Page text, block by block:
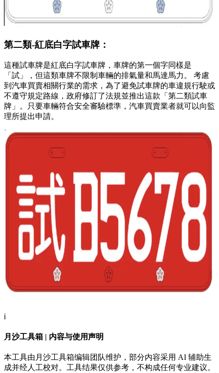
第二類-紅底白字試車牌：
這種試車牌是紅底白字試車牌，車牌的第一個字同樣是
「試」，但這類車牌不限制車輛的排氣量和馬達馬力。 考慮
到汽車買賣相關行業的需求，為了避免試車牌的車違規行駛或
不遵守規定路線，政府修訂了法規並推出這款「第二類試車
牌」。只要車輛符合安全審驗標準，汽車買賣業者就可以向監
理所提出申請。
ℹ️
月沙工具箱 | 内容与使用声明
本工具由月沙工具箱编辑团队维护，部分内容采用 AI 辅助生
成并经人工校对。工具结果仅供参考，不构成任何专业建议。